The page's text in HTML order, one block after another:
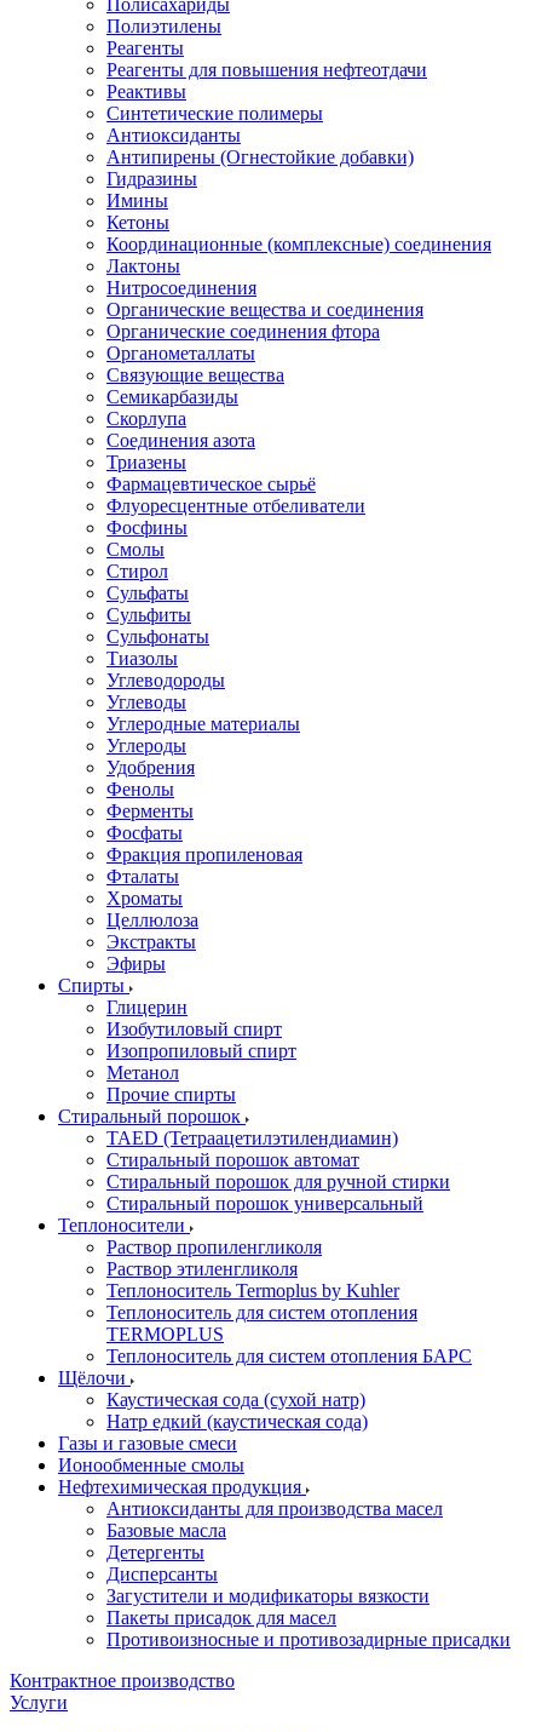
Полисахариды
Полиэтилены
Реагенты
Реагенты для повышения нефтеотдачи
Реактивы
Синтетические полимеры
Антиоксиданты
Антипирены (Огнестойкие добавки)
Гидразины
Имины
Кетоны
Координационные (комплексные) соединения
Лактоны
Нитросоединения
Органические вещества и соединения
Органические соединения фтора
Органометаллаты
Связующие вещества
Семикарбазиды
Скорлупа
Соединения азота
Триазены
Фармацевтическое сырьё
Флуоресцентные отбеливатели
Фосфины
Смолы
Стирол
Сульфаты
Сульфиты
Сульфонаты
Тиазолы
Углеводороды
Углеводы
Углеродные материалы
Углероды
Удобрения
Фенолы
Ферменты
Фосфаты
Фракция пропиленовая
Фталаты
Хроматы
Целлюлоза
Экстракты
Эфиры
Спирты
Глицерин
Изобутиловый спирт
Изопропиловый спирт
Метанол
Прочие спирты
Стиральный порошок
TAED (Тетраацетилэтилендиамин)
Стиральный порошок автомат
Стиральный порошок для ручной стирки
Стиральный порошок универсальный
Теплоносители
Раствор пропиленгликоля
Раствор этиленгликоля
Теплоноситель Termoplus by Kuhler
Теплоноситель для систем отопления
TERMOPLUS
Теплоноситель для систем отопления БАРС
Щёлочи
Каустическая сода (сухой натр)
Натр едкий (каустическая сода)
Газы и газовые смеси
Ионообменные смолы
Нефтехимическая продукция
Антиоксиданты для производства масел
Базовые масла
Детергенты
Дисперсанты
Загустители и модификаторы вязкости
Пакеты присадок для масел
Противоизносные и противозадирные присадки
Контрактное производство
Услуги